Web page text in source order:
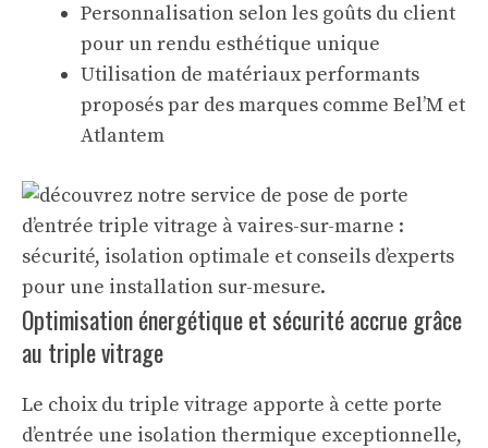
Personnalisation selon les goûts du client
pour un rendu esthétique unique
Utilisation de matériaux performants
proposés par des marques comme Bel’M et
Atlantem
Optimisation énergétique et sécurité accrue grâce
au triple vitrage
Le choix du triple vitrage apporte à cette porte
d’entrée une isolation thermique exceptionnelle,